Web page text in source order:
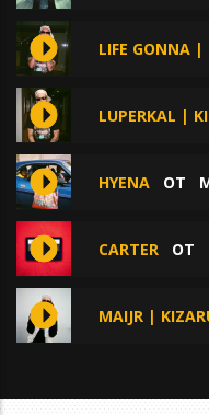
LIFE GONNA |
LUPERKAL |
HYENA ОТ
CARTER ОТ
MAIJR |